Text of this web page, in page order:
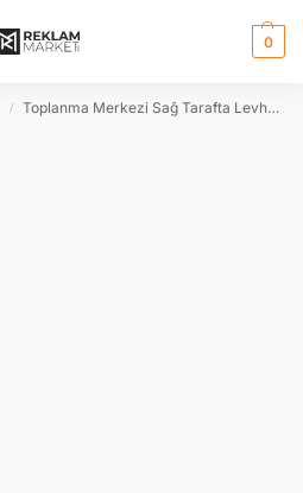
0
/ Toplanma Merkezi Sağ Tarafta Levhası – Acil Yönlendirme İşareti